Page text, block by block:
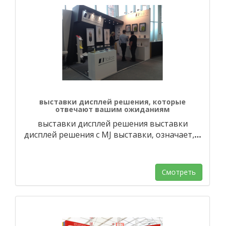
выставки дисплей решения, которые
отвечают вашим ожиданиям
выставки дисплей решения выставки
дисплей решения с MJ выставки, означает,…
Смотреть